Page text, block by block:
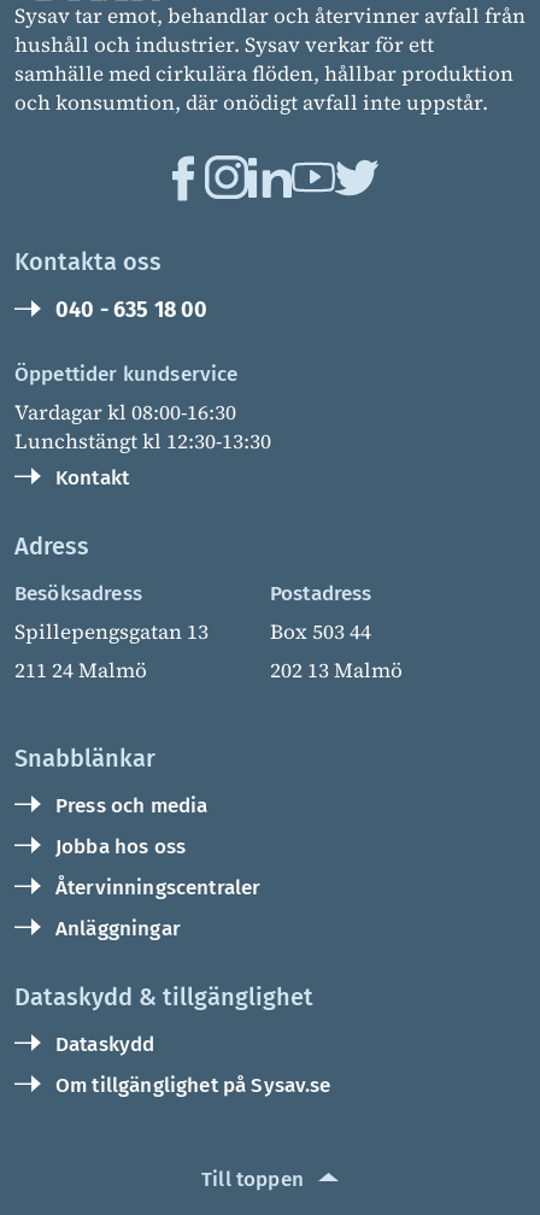
Sysav tar emot, behandlar och återvinner avfall från
hushåll och industrier. Sysav verkar för ett
samhälle med cirkulära flöden, hållbar produktion
och konsumtion, där onödigt avfall inte uppstår.
Kontakta oss
040 - 635 18 00
Öppettider kundservice
Vardagar kl 08:00-16:30
Lunchstängt kl 12:30-13:30
Kontakt
Adress
Besöksadress
Spillepengsgatan 13
211 24 Malmö
Postadress
Box 503 44
202 13 Malmö
Snabblänkar
Press och media
Jobba hos oss
Återvinningscentraler
Anläggningar
Dataskydd & tillgänglighet
Dataskydd
Om tillgänglighet på Sysav.se
Till toppen